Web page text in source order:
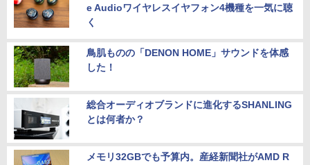
e Audioワイヤレスイヤフォン4機種を一気に聴
く
鳥肌ものの「DENON HOME」サウンドを体感
した！
総合オーディオブランドに進化するSHANLING
とは何者か？
メモリ32GBでも予算内。産経新聞社がAMD R